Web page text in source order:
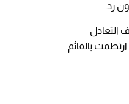
رد.
علي علوان هدف التعادل
بالقائم